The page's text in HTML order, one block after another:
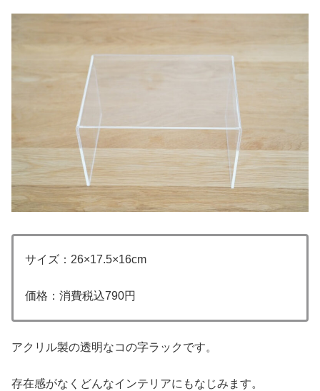
サイズ：26×17.5×16cm
価格：消費税込790円
アクリル製の透明なコの字ラックです。
存在感がなくどんなインテリアにもなじみます。